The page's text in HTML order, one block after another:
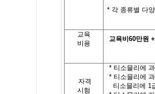
* 각 종류별 다
교육
비용
교육비 60만원 +
자격
시험
* 티소믈리에
* 티소믈리에
티소믈리에 1